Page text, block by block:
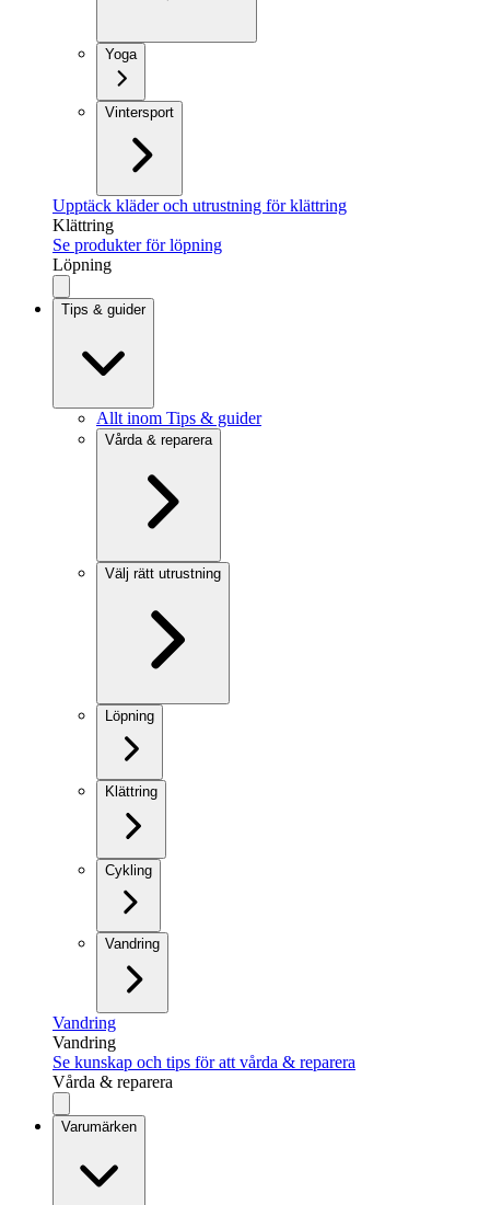
Yoga
Vintersport
Upptäck kläder och utrustning för klättring
Klättring
Se produkter för löpning
Löpning
Tips & guider
Allt inom Tips & guider
Vårda & reparera
Välj rätt utrustning
Löpning
Klättring
Cykling
Vandring
Vandring
Vandring
Se kunskap och tips för att vårda & reparera
Vårda & reparera
Varumärken